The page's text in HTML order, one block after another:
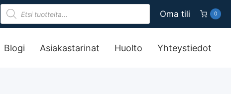
Products
search
Oma tili 0
Blogi Asiakastarinat Huolto Yhteystiedot